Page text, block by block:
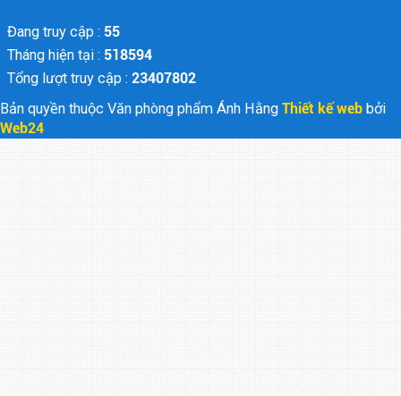
Đang truy cập : 55
Tháng hiện tại : 518594
Tổng lượt truy cập : 23407802
Bản quyền thuộc Văn phòng phẩm Ánh Hằng Thiết kế web bởi
Web24